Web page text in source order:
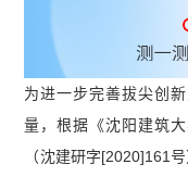
为进一步完善拔尖创
量，根据《沈阳建筑
（沈建研字[2020]161